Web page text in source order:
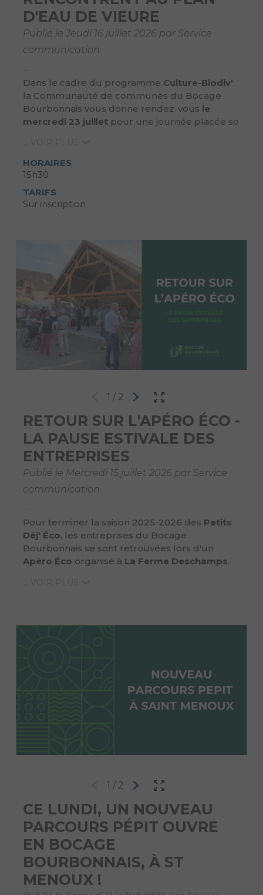
D'EAU DE VIEURE
Publié le Jeudi 16 juillet 2026 par Service
communication
Dans le cadre du programme Culture-Biodiv',
la Communauté de communes du Bocage
Bourbonnais vous donne rendez-vous le
mercredi 23 juillet pour une journée placée so
HORAIRES
15h30
TARIFS
Sur inscription
1 / 2
RETOUR SUR L'APÉRO ÉCO -
LA PAUSE ESTIVALE DES
ENTREPRISES
Publié le Mercredi 15 juillet 2026 par Service
communication
Pour terminer la saison 2025-2026 des Petits
Déj' Éco, les entreprises du Bocage
Bourbonnais se sont retrouvées lors d'un
Apéro Éco organisé à La Ferme Deschamps.
1 / 2
CE LUNDI, UN NOUVEAU
PARCOURS PÉPIT OUVRE
EN BOCAGE
BOURBONNAIS, À ST
MENOUX !